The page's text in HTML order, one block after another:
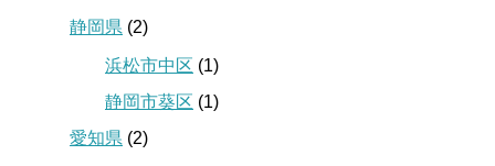
静岡県 (2)
浜松市中区 (1)
静岡市葵区 (1)
愛知県 (2)